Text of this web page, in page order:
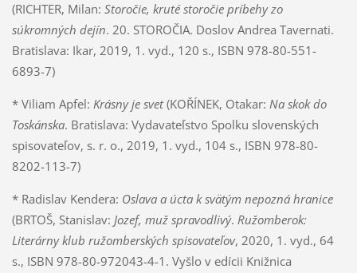
(RICHTER, Milan: Storočie, kruté storočie príbehy zo
súkromných dejín. 20. STOROČIA. Doslov Andrea Tavernati.
Bratislava: Ikar, 2019, 1. vyd., 120 s., ISBN 978-80-551-
6893-7)
* Viliam Apfel: Krásny je svet(KOŘÍNEK, Otakar: Na skok do
Toskánska. Bratislava: Vydavateľstvo Spolku slovenských
spisovateľov, s. r. o., 2019, 1. vyd., 104 s., ISBN 978-80-
8202-113-7)
* Radislav Kendera: Oslava a úcta k svätým nepozná hranice
(BRTOŠ, Stanislav: Jozef, muž spravodlivý. Ružomberok:
Literárny klub ružomberských spisovateľov, 2020, 1. vyd., 64
s., ISBN 978-80-972043-4-1. Vyšlo v edícii Knižnica